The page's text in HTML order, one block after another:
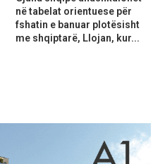
në tabelat orientuese për
fshatin e banuar plotësisht
me shqiptarë, Llojan, kur...